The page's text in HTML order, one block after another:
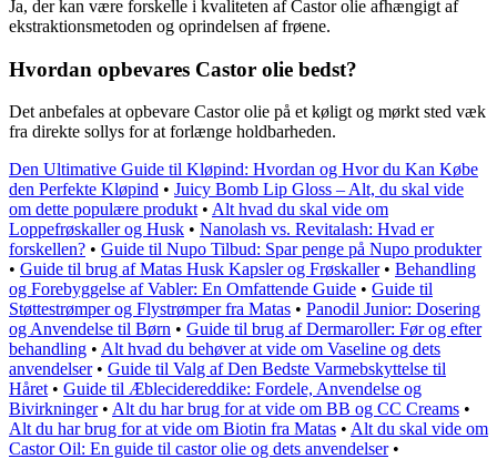
Ja, der kan være forskelle i kvaliteten af Castor olie afhængigt af
ekstraktionsmetoden og oprindelsen af frøene.
Hvordan opbevares Castor olie bedst?
Det anbefales at opbevare Castor olie på et køligt og mørkt sted væk
fra direkte sollys for at forlænge holdbarheden.
Den Ultimative Guide til Kløpind: Hvordan og Hvor du Kan Købe
den Perfekte Kløpind • Juicy Bomb Lip Gloss – Alt, du skal vide
om dette populære produkt • Alt hvad du skal vide om
Loppefrøskaller og Husk • Nanolash vs. Revitalash: Hvad er
forskellen? • Guide til Nupo Tilbud: Spar penge på Nupo produkter
• Guide til brug af Matas Husk Kapsler og Frøskaller• Behandling
og Forebyggelse af Vabler: En Omfattende Guide • Guide til
Støttestrømper og Flystrømper fra Matas • Panodil Junior: Dosering
og Anvendelse til Børn • Guide til brug af Dermaroller: Før og efter
behandling • Alt hvad du behøver at vide om Vaseline og dets
anvendelser• Guide til Valg af Den Bedste Varmebskyttelse til
Håret • Guide til Æblecidereddike: Fordele, Anvendelse og
Bivirkninger• Alt du har brug for at vide om BB og CC Creams •
Alt du har brug for at vide om Biotin fra Matas • Alt du skal vide om
Castor Oil: En guide til castor olie og dets anvendelser•